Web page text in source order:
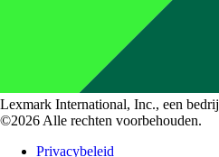
Lexmark International, Inc., een
©2026 Alle rechten voorbehouden.
Privacybeleid